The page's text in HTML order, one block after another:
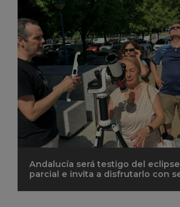
Andalucía será testigo del
parcial e invita a disfrutarlo con